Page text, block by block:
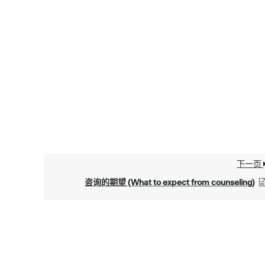
下一页
咨询的期望 (What to expect from counseling)